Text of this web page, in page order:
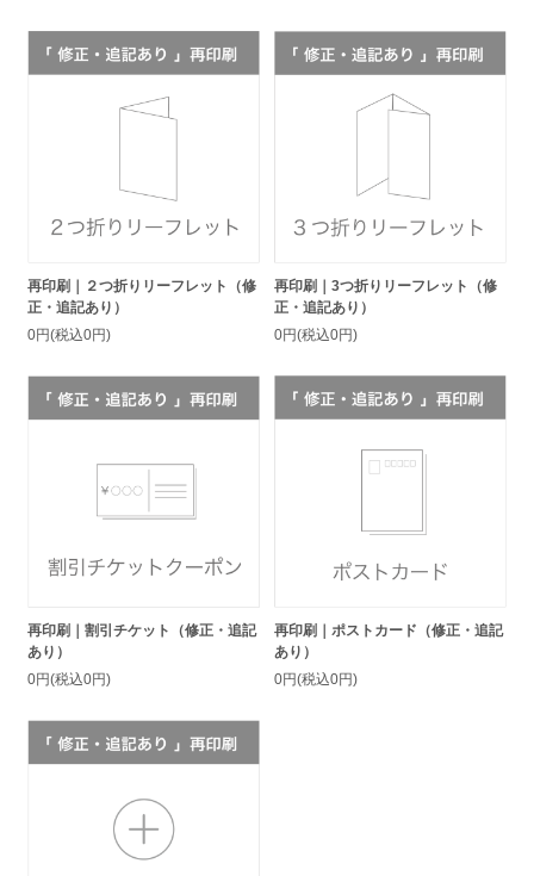
再印刷｜２つ折りリーフレット（修
正・追記あり）
0円(税込0円)
再印刷｜3つ折りリーフレット（修
正・追記あり）
0円(税込0円)
再印刷｜割引チケット（修正・追記
あり）
0円(税込0円)
再印刷｜ポストカード（修正・追記
あり）
0円(税込0円)